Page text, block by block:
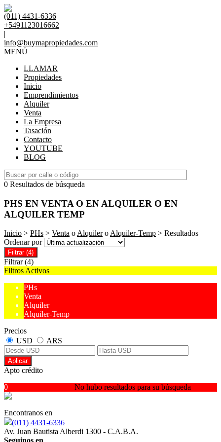
(011) 4431-6336
+5491123016662
|
info@buymapropiedades.com
MENÚ
LLAMAR
Propiedades
Inicio
Emprendimientos
Alquiler
Venta
La Empresa
Tasación
Contacto
YOUTUBE
BLOG
0 Resultados de búsqueda
PHS EN VENTA O EN ALQUILER O EN
ALQUILER TEMP
Inicio > PHs > Venta oAlquileroAlquiler-Temp > Resultados
Ordenar por
Filtrar (4)
Filtrar (4)
Filtros Activos
PHs
Venta
Alquiler
Alquiler-Temp
Precios
USD
ARS
Aplicar
Apto crédito
No hubo resultados para su búsqueda
0
Encontranos en
(011) 4431-6336
Av. Juan Bautista Alberdi 1300 - C.A.B.A.